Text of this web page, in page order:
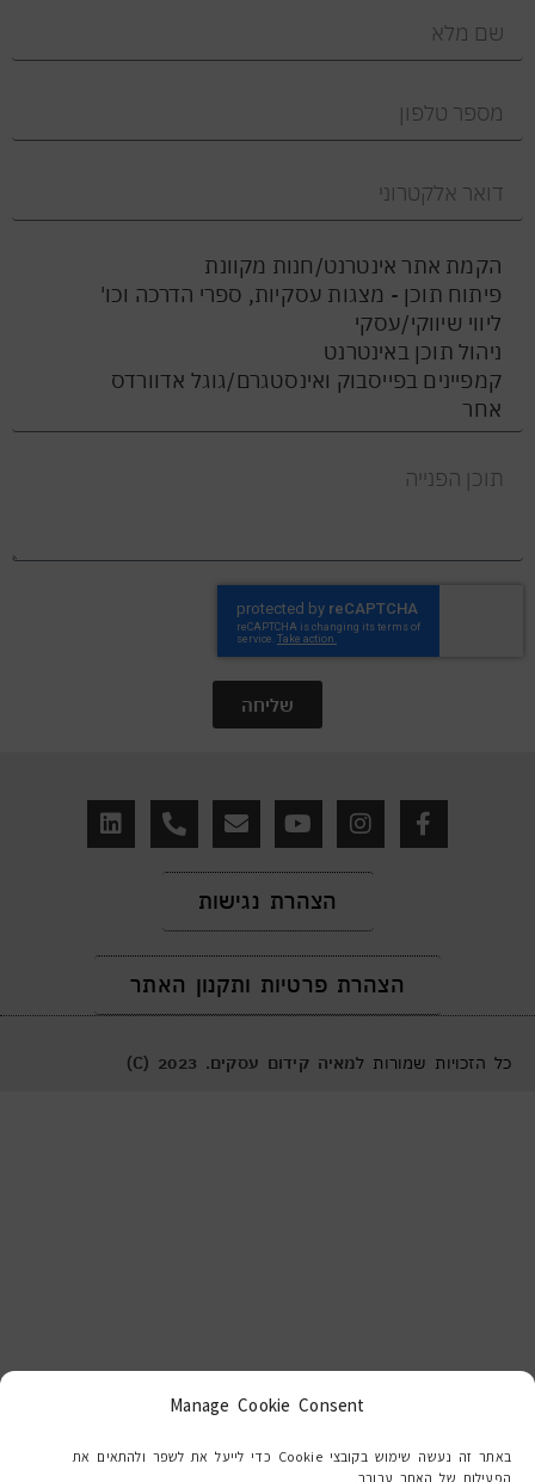
Manage Cookie Consent
באתר זה נעשה שימוש בקובצי Cookie כדי לייעל את לשפר ולהתאים את
הפעילות של האתר עבורך.
שליחה
הצהרת נגישות
הצהרת פרטיות ותקנון האתר
כל הזכויות שמורות למאיה קידום עסקים. 2023 (C)